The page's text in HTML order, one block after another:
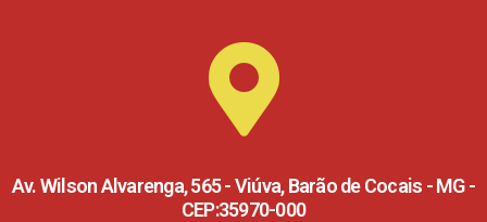
Av. Wilson Alvarenga, 565 - Viúva, Barão de Cocais - MG -
CEP:35970-000